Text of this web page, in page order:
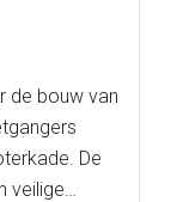
de bouw van
De
veilige…